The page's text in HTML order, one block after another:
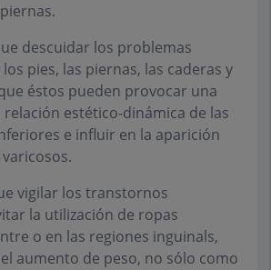
descuidar los problemas
pies, las piernas, las caderas y
éstos pueden provocar una
estético-dinámica de las
e influir en la aparición
vigilar los transtornos
la utilización de ropas
o en las regiones inguinals,
aumento de peso, no sólo como